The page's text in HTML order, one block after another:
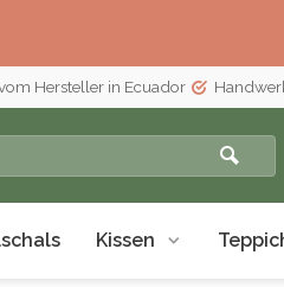
Hersteller in Ecuador
Kissen